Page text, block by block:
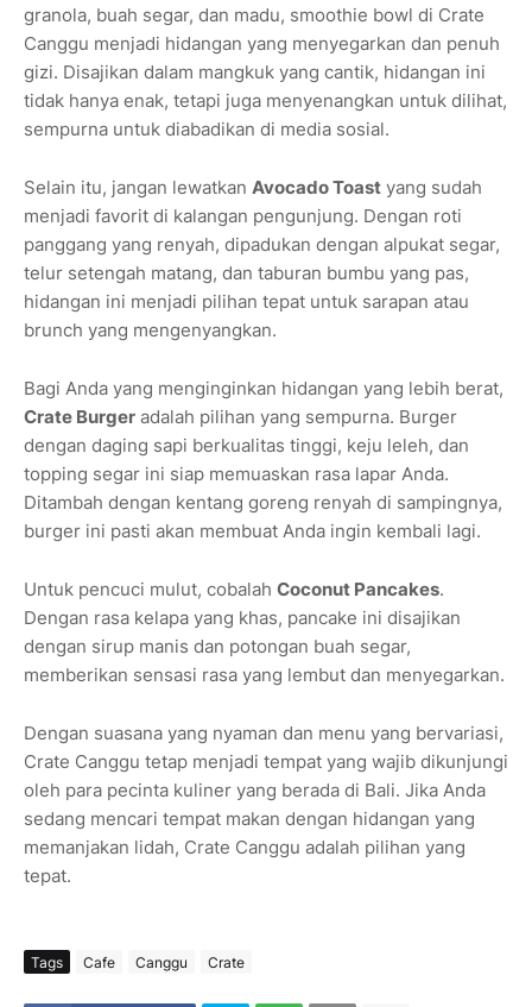
granola, buah segar, dan madu, smoothie bowl di Crate
Canggu menjadi hidangan yang menyegarkan dan penuh
gizi. Disajikan dalam mangkuk yang cantik, hidangan ini
tidak hanya enak, tetapi juga menyenangkan untuk dilihat,
sempurna untuk diabadikan di media sosial.
Selain itu, jangan lewatkan Avocado Toast yang sudah
menjadi favorit di kalangan pengunjung. Dengan roti
panggang yang renyah, dipadukan dengan alpukat segar,
telur setengah matang, dan taburan bumbu yang pas,
hidangan ini menjadi pilihan tepat untuk sarapan atau
brunch yang mengenyangkan.
Bagi Anda yang menginginkan hidangan yang lebih berat,
Crate Burger adalah pilihan yang sempurna. Burger
dengan daging sapi berkualitas tinggi, keju leleh, dan
topping segar ini siap memuaskan rasa lapar Anda.
Ditambah dengan kentang goreng renyah di sampingnya,
burger ini pasti akan membuat Anda ingin kembali lagi.
Untuk pencuci mulut, cobalah Coconut Pancakes.
Dengan rasa kelapa yang khas, pancake ini disajikan
dengan sirup manis dan potongan buah segar,
memberikan sensasi rasa yang lembut dan menyegarkan.
Dengan suasana yang nyaman dan menu yang bervariasi,
Crate Canggu tetap menjadi tempat yang wajib dikunjungi
oleh para pecinta kuliner yang berada di Bali. Jika Anda
sedang mencari tempat makan dengan hidangan yang
memanjakan lidah, Crate Canggu adalah pilihan yang
tepat.
Tags Cafe Canggu Crate